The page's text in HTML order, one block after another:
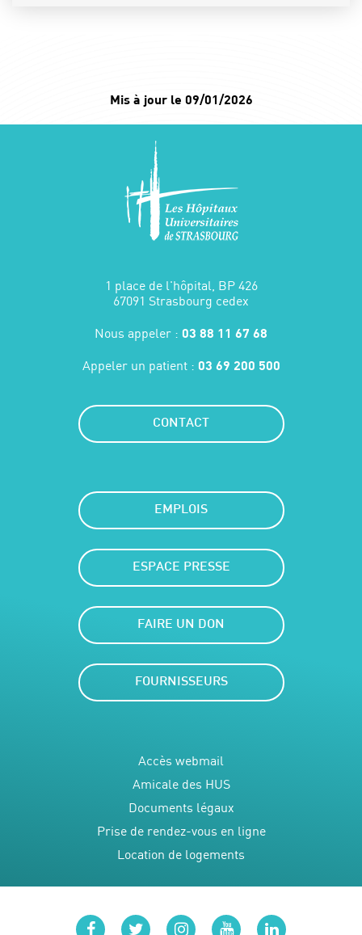
Mis à jour le 09/01/2026
1 place de l'hôpital, BP 426
67091 Strasbourg cedex
Nous appeler : 03 88 11 67 68
Appeler un patient : 03 69 200 500
CONTACT
EMPLOIS
ESPACE PRESSE
FAIRE UN DON
FOURNISSEURS
Accès webmail
Amicale des HUS
Documents légaux
Prise de rendez-vous en ligne
Location de logements
facebooktwitterinstagram
youtubelinkedin